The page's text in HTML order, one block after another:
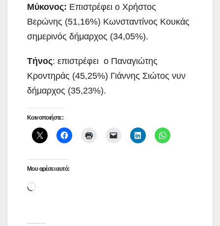
Μύκονος: Επιστρέφει ο Χρήστος
Βερώνης (51,16%) Κωνσταντίνος Κουκάς
σημερινός δήμαρχος (34,05%).
Τήνος: επιστρέφει ο Παναγιώτης
Κροντηράς (45,25%) Γιάννης Σιώτος νυν
δήμαρχος (35,23%).
Κοινοποιήστε:
Μου αρέσει αυτό:
Loading…